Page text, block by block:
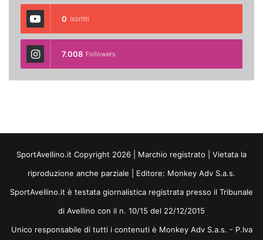
0 Iscritti
7.008 Followers
SportAvellino.it Copyright 2026 | Marchio registrato | Vietata la
riproduzione anche parziale | Editore: Monkey Adv S.a.s.
SportAvellino.it è testata giornalistica registrata presso il Tribunale
di Avellino con il n. 10/15 del 22/12/2015
Unico responsabile di tutti i contenuti è Monkey Adv S.a.s. - P.Iva